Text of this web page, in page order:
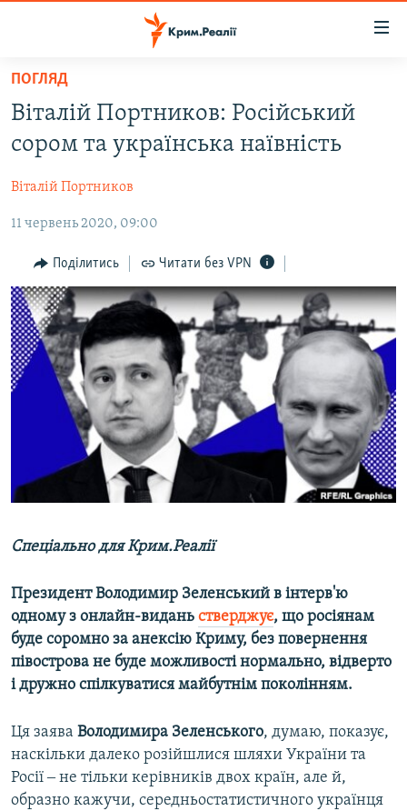
Перейти
основного
матеріалу
Перейти
до
навігації
Перейти
пошуку
ВІДЕО ТА ФОТО
ПОЛІТИКА
БЛОГИ
ПОГЛЯД
ІНТЕРВ'Ю
ВСЕ ЗА ДЕНЬ
СПЕЦПРОЕКТИ
ДЕПОРТАЦІЯ
ВІДЕОУРОКИ «ELIFBE»
СВІДЧЕННЯ ОКУПАЦІЇ
УКРАЇНСЬКА ПРОБЛЕМА КРИМУ
ЯК ОБІЙТИ БЛОКУВАННЯ
Qırımtatar
Усі сайти RFE/RL
ПОГЛЯД
Віталій Портников: Російський
сором та українська наївність
Віталій Портников
11 червень 2020, 09:00
Поділитись Читати без VPN
Спеціально для Крим.Реалії
Президент Володимир Зеленський в інтерв'ю
одному з онлайн-видань стверджує, що росіянам
буде соромно за анексію Криму, без повернення
півострова не буде можливості нормально, відверто
і дружно спілкуватися майбутнім поколінням.
Ця заява Володимира Зеленського, думаю, показує,
наскільки далеко розійшлися шляхи України та
Росії ‒ не тільки керівників двох країн, але й,
образно кажучи, середньостатистичного українця